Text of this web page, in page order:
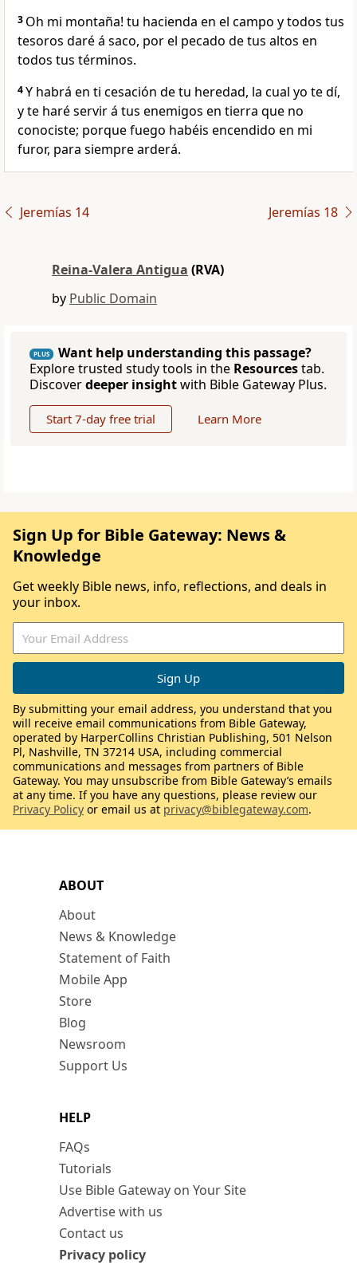
3 Oh mi montaña! tu hacienda en el campo y todos tus
tesoros daré á saco, por el pecado de tus altos en
todos tus términos.
4Y habrá en ti cesación de tu heredad, la cual yo te dí,
y te haré servir á tus enemigos en tierra que no
conociste; porque fuego habéis encendido en mi
furor, para siempre arderá.
Jeremías 14 Jeremías 18
Reina-Valera Antigua (RVA)
by Public Domain
PLUS
Want help understanding this passage?
Explore trusted study tools in the Resourcestab.
Discoverdeeper insightwith Bible Gateway Plus.
Start 7-day free trial Learn More
ABOUT
About
News & Knowledge
Statement of Faith
Mobile App
Store
Blog
Newsroom
Support Us
HELP
FAQs
Tutorials
Use Bible Gateway on Your Site
Advertise with us
Contact us
Privacy policy
Sign Up for Bible Gateway: News &
Knowledge
Get weekly Bible news, info, reflections, and deals in
your inbox.
By submitting your email address, you understand that you
will receive email communications from Bible Gateway,
operated by HarperCollins Christian Publishing, 501 Nelson
Pl, Nashville, TN 37214 USA, including commercial
communications and messages from partners of Bible
Gateway. You may unsubscribe from Bible Gateway’s emails
at any time. If you have any questions, please review our
Privacy Policy or email us at privacy@biblegateway.com.